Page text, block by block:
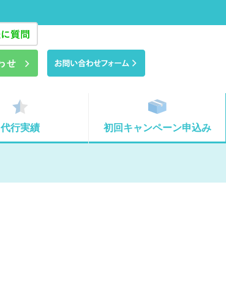
代行実績 初回キャンペーン申込み